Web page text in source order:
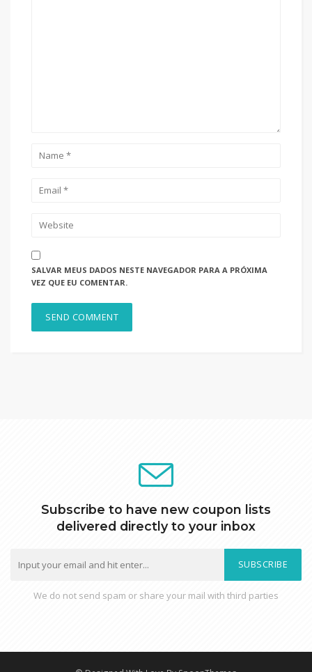
SALVAR MEUS DADOS NESTE NAVEGADOR PARA A PRÓXIMA
VEZ QUE EU COMENTAR.
Subscribe to have new coupon lists
delivered directly to your inbox
SUBSCRIBE
We do not send spam or share your mail with third parties